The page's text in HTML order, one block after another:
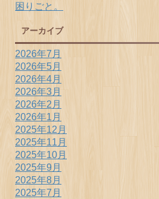
困りごと。
アーカイブ
2026年7月
2026年5月
2026年4月
2026年3月
2026年2月
2026年1月
2025年12月
2025年11月
2025年10月
2025年9月
2025年8月
2025年7月